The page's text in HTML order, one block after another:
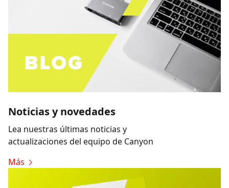
Noticias y novedades
Lea nuestras últimas noticias y
actualizaciones del equipo de Canyon
Más